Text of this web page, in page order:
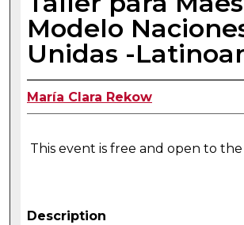
Modelo
Unidas -
María Clara Rekow
This event is free and open to
Description